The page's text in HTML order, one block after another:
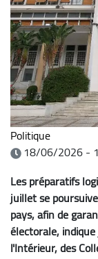
Politique
18/06/2026 -
Les préparatifs
juillet se
pays, afin de
électorale,
l'Intérieur, des